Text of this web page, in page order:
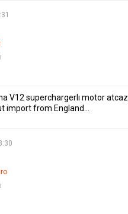
V12 superchargerlı motor atcaz..
import from England…